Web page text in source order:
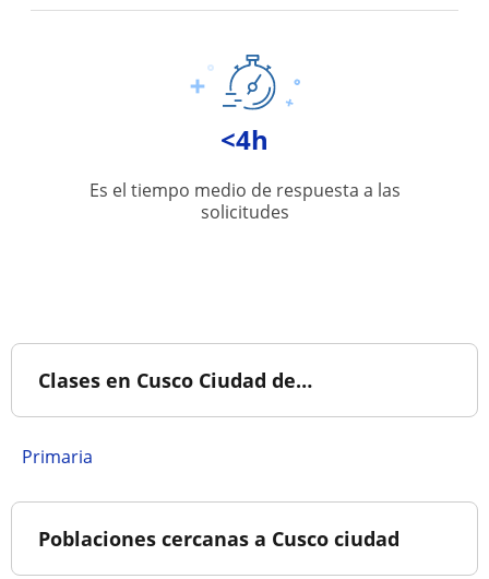
<4h
Es el tiempo medio de respuesta a las
solicitudes
Clases en Cusco Ciudad de…
Primaria
Poblaciones cercanas a Cusco ciudad